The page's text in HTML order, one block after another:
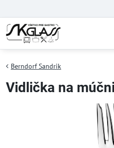
Berndorf Sandrik
Vidlička na